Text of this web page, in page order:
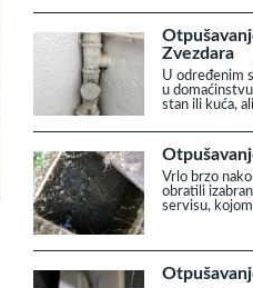
Zvezdara
U određenim
u
stan ili kuća,
Vrlo brzo
obratili
servisu,